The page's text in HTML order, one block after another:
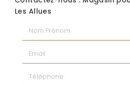
Les Allues
Nom Prénom
Email
Téléphone